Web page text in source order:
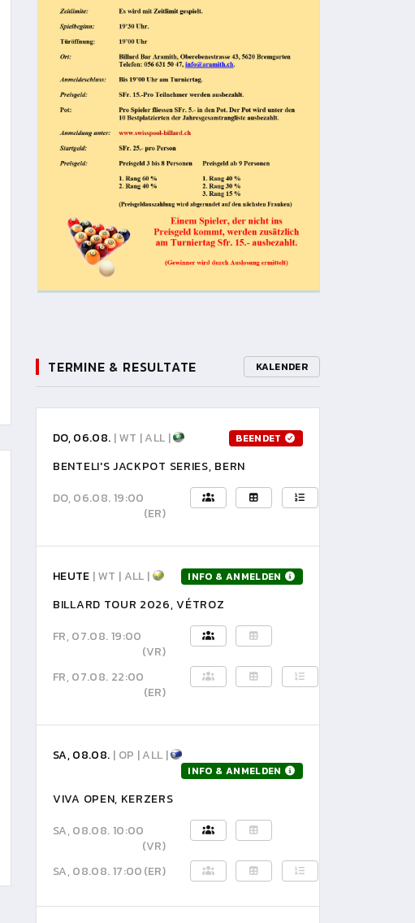
TERMINE & RESULTATE KALENDER
DO, 06.08. | WT | ALL | BEENDET
BENTELI'S JACKPOT SERIES, BERN
DO, 06.08. 19:00
(ER)
HEUTE | WT | ALL | INFO & ANMELDEN
BILLARD TOUR 2026, VÉTROZ
FR, 07.08. 19:00
(VR)
FR, 07.08. 22:00
(ER)
SA, 08.08. | OP | ALL |
INFO & ANMELDEN
VIVA OPEN, KERZERS
SA, 08.08. 10:00
(VR)
SA, 08.08. 17:00(ER)